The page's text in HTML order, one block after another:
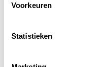
Voorkeuren
Statistieken